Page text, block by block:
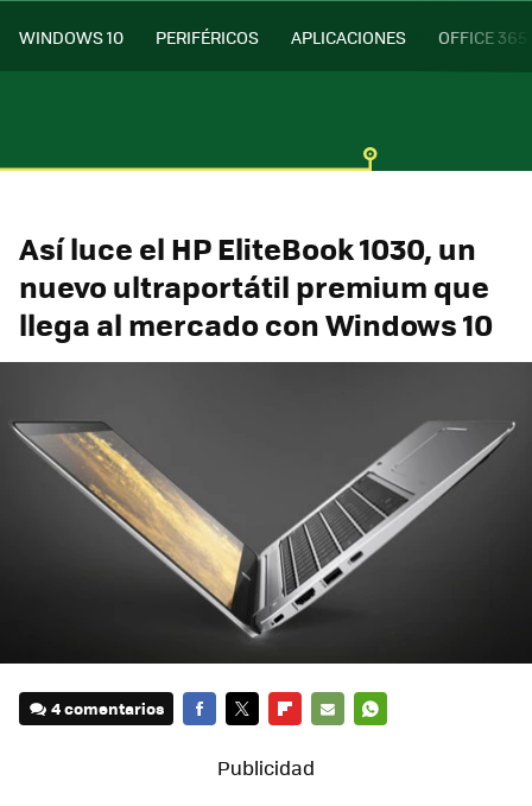
WINDOWS 10 PERIFÉRICOS APLICACIONES OFFICE 365
Así luce el HP EliteBook 1030, un
nuevo ultraportátil premium que
llega al mercado con Windows 10
4 comentarios
MAIL